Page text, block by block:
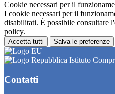
Cookie necessari per il
I cookie necessari per il
disabilitati. È possibile consultare
policy.
Accetta tutti Salva le preferenze
Istituto
Contatti